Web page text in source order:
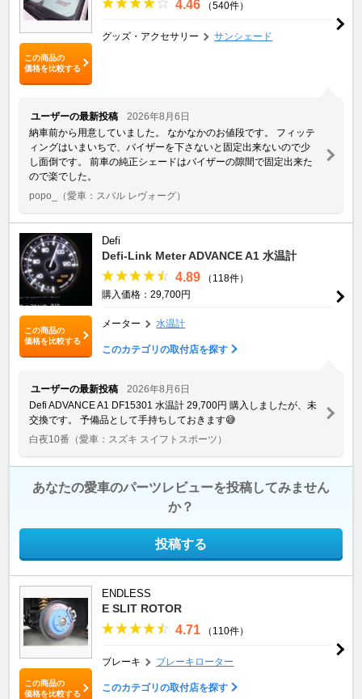
この商品の
価格を比較する
4.46 （540件）
グッズ・アクセサリー サンシェード
ユーザーの最新投稿
2026年8月6日
納車前から用意していました。 なかなかのお値段です。 フィッテ
ィングはいまいちで、バイザーを下さないと固定出来ないので少
し面倒です。 前車の純正シェードはバイザーの隙間で固定出来た
ので楽でした。
popo_
（愛車：スバル レヴォーグ）
この商品の
価格を比較する
Defi
Defi-Link Meter ADVANCE A1 水温計
4.89
（118件）
購入価格：29,700円
メーター 水温計
このカテゴリの取付店を探す
ユーザーの最新投稿
2026年8月6日
Defi ADVANCE A1 DF15301 水温計 29,700円 購入しましたが、未
交換です。 予備品として手持ちしておきます😅
白夜10番 （愛車：スズキ スイフトスポーツ）
あなたの愛車のパーツレビューを投稿してみません
か？
投稿する
この商品の
価格を比較する
ENDLESS
E SLIT ROTOR
4.71 （110件）
ブレーキ ブレーキローター
このカテゴリの取付店を探す